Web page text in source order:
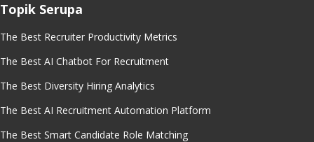
Topik Serupa
The Best Recruiter Productivity Metrics
The Best AI Chatbot For Recruitment
The Best Diversity Hiring Analytics
The Best AI Recruitment Automation Platform
The Best Smart Candidate Role Matching